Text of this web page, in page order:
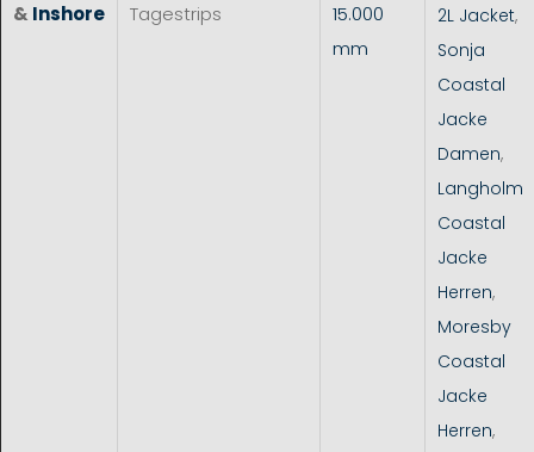
& Inshore
Tagestrips
15.000
mm
2L Jacket,
Sonja
Coastal
Jacke
Damen,
Langholm
Coastal
Jacke
Herren,
Moresby
Coastal
Jacke
Herren,